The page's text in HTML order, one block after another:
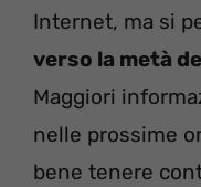
Internet, ma si
verso la metà
Maggiori
nelle prossime
bene tenere